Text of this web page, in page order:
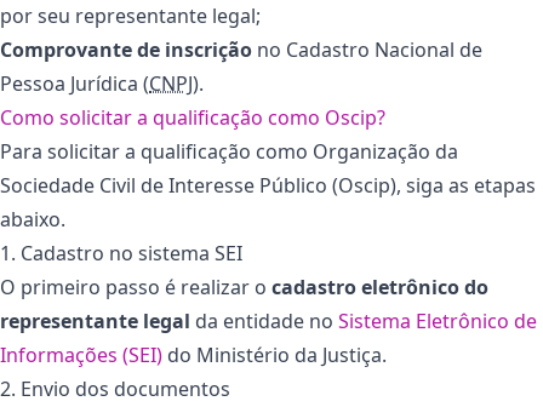
por seu representante legal;
Comprovante de inscrição no Cadastro Nacional de
Pessoa Jurídica (CNPJ).
Como solicitar a qualificação como Oscip?
Para solicitar a qualificação como Organização da
Sociedade Civil de Interesse Público (Oscip), siga as etapas
abaixo.
1. Cadastro no sistema SEI
O primeiro passo é realizar o cadastro eletrônico do
representante legal da entidade no Sistema Eletrônico de
Informações (SEI) do Ministério da Justiça.
2. Envio dos documentos